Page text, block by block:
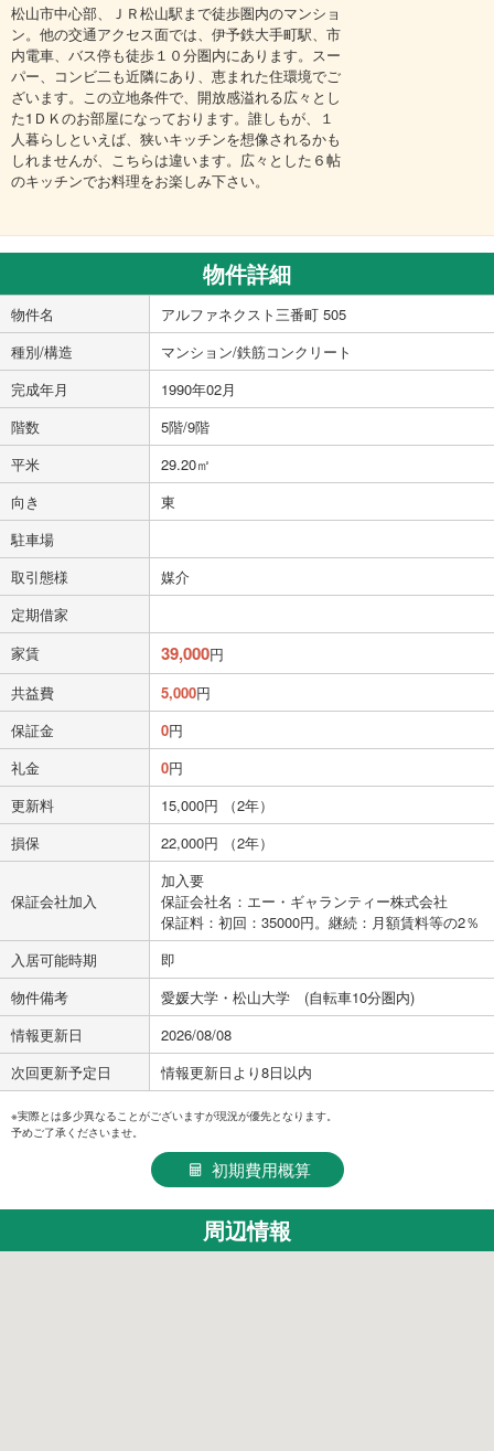
松山市中心部、ＪＲ松山駅まで徒歩圏内のマンショ
ン。他の交通アクセス面では、伊予鉄大手町駅、市
内電車、バス停も徒歩１０分圏内にあります。スー
パー、コンビ二も近隣にあり、恵まれた住環境でご
ざいます。この立地条件で、開放感溢れる広々とし
た1ＤＫのお部屋になっております。誰しもが、１
人暮らしといえば、狭いキッチンを想像されるかも
しれませんが、こちらは違います。広々とした６帖
のキッチンでお料理をお楽しみ下さい。
物件詳細
物件名
アルファネクスト三番町 505
種別/構造
マンション/鉄筋コンクリート
完成年月
1990年02月
階数
5階/9階
平米
29.20㎡
向き
東
駐車場
取引態様
媒介
定期借家
家賃
39,000円
共益費
5,000円
保証金
0円
礼金
0円
更新料
15,000円 （2年）
損保
22,000円 （2年）
保証会社加入
加入要
保証会社名：エー・ギャランティー株式会社
保証料：初回：35000円。継続：月額賃料等の2％
入居可能時期
即
物件備考
愛媛大学・松山大学 (自転車10分圏内)
情報更新日
2026/08/08
次回更新予定日
情報更新日より8日以内
※実際とは多少異なることがございますが現況が優先となります。
予めご了承くださいませ。
初期費用概算
周辺情報